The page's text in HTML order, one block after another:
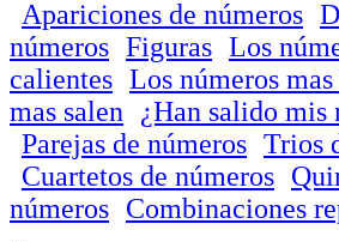
Apariciones de números
números Figuras Los
calientes Los números
mas salen
¿Han salido mis
Parejas de números Trios
Cuartetos de números
números Combinaciones